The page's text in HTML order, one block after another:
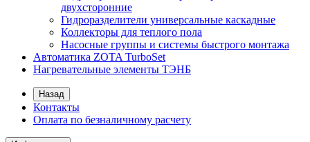
двухсторонние
Гидроразделители универсальные каскадные
Коллекторы для теплого пола
Насосные группы и системы быстрого монтажа
Автоматика ZOTA TurboSet
Нагревательные элементы ТЭНБ
Назад
Контакты
Оплата по безналичному расчету